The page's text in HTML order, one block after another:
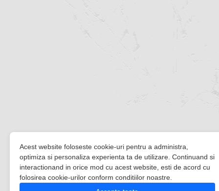
Acest website foloseste cookie-uri pentru a administra,
optimiza si personaliza experienta ta de utilizare. Continuand si
interactionand in orice mod cu acest website, esti de acord cu
folosirea cookie-urilor conform conditiilor noastre.